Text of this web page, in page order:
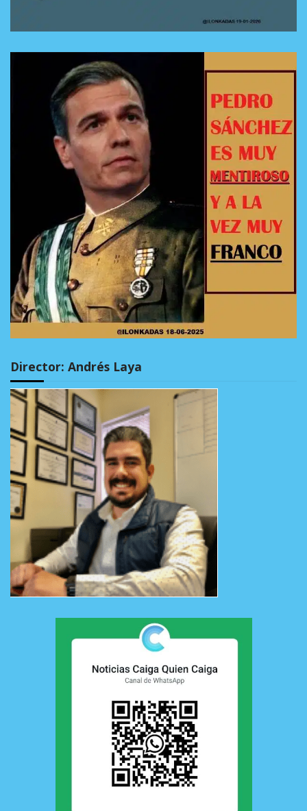
Director: Andrés Laya